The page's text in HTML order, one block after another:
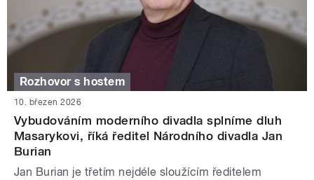
Rozhovor s hostem
10. březen 2026
Vybudováním moderního divadla splníme dluh
Masarykovi, říká ředitel Národního divadla Jan
Burian
Jan Burian je třetím nejdéle sloužícím ředitelem